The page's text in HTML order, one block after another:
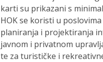
karti su prikazani s
HOK se koristi u
planiranja i projektiranja
javnom i privatnom
te za turističke i